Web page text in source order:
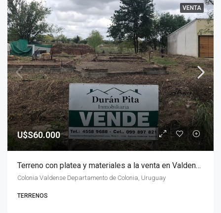
VENTA
U$S60.000
Terreno con platea y materiales a la venta en Valdense
Colonia Valdense Departamento de Colonia, Uruguay
TERRENOS